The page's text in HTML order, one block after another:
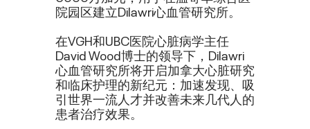
院园区建立Dilawri心血管研究所。
在VGH和UBC医院心脏病学主任
David Wood博士的领导下，Dilawri
心血管研究所将开启加拿大心脏研究
和临床护理的新纪元：加速发现、吸
引世界一流人才并改善未来几代人的
患者治疗效果。